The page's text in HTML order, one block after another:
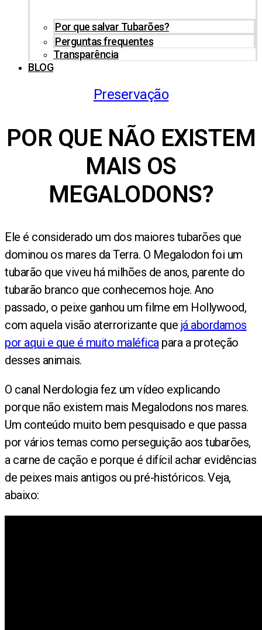
Por que salvar Tubarões?
Perguntas frequentes
Transparência
BLOG
Preservação
POR QUE NÃO EXISTEM
MAIS OS
MEGALODONS?
Ele é considerado um dos maiores tubarões que
dominou os mares da Terra. O Megalodon foi um
tubarão que viveu há milhões de anos, parente do
tubarão branco que conhecemos hoje. Ano
passado, o peixe ganhou um filme em Hollywood,
com aquela visão aterrorizante que já abordamos
por aqui e que é muito maléfica para a proteção
desses animais.
O canal Nerdologia fez um vídeo explicando
porque não existem mais Megalodons nos mares.
Um conteúdo muito bem pesquisado e que passa
por vários temas como perseguição aos tubarões,
a carne de cação e porque é difícil achar evidências
de peixes mais antigos ou pré-históricos. Veja,
abaixo: